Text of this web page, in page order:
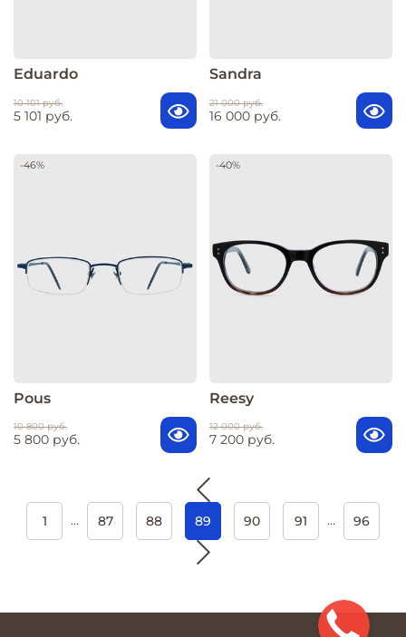
Eduardo
10 101 руб.
5 101 руб.
Sandra
21 000 руб.
16 000 руб.
-46%
Pous
10 800 руб.
5 800 руб.
-40%
Reesy
12 000 руб.
7 200 руб.
1 … 87 88 89 90 91 … 96